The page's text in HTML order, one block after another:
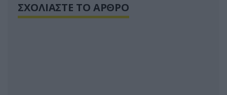
ΣΧΟΛΙΑΣΤΕ ΤΟ ΑΡΘΡΟ